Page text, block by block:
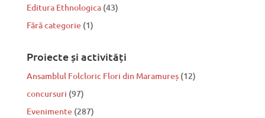
Editura Ethnologica (43)
Fără categorie (1)
Proiecte și activități
Ansamblul Folcloric Flori din Maramureș(12)
concursuri (97)
Evenimente(287)